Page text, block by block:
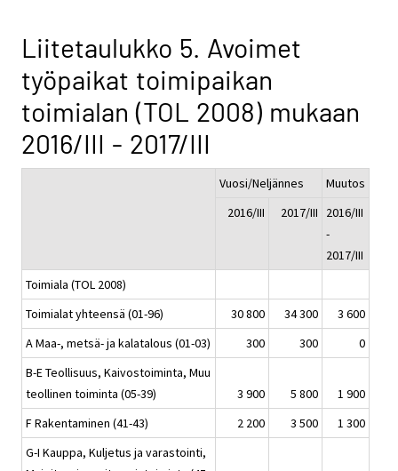
Liitetaulukko 5. Avoimet
työpaikat toimipaikan
toimialan (TOL 2008) mukaan
2016/III - 2017/III
Vuosi/Neljännes
Muutos
2016/III
2017/III
2016/III
-
2017/III
Toimiala (TOL 2008)
Toimialat yhteensä (01-96)
30 800 34 300
3 600
A Maa-, metsä- ja kalatalous (01-03)
300 300
0
B-E Teollisuus, Kaivostoiminta, Muu
teollinen toiminta (05-39)
3 900 5 800
1 900
F Rakentaminen (41-43)
2 200 3 500
1 300
G-I Kauppa, Kuljetus ja varastointi,